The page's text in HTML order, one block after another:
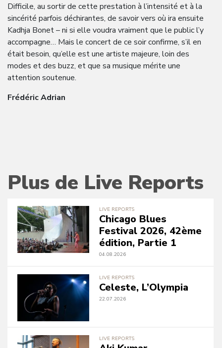
Difficile, au sortir de cette prestation à l’intensité et à la
sincérité parfois déchirantes, de savoir vers où ira ensuite
Kadhja Bonet – ni si elle voudra vraiment que le public l’y
accompagne… Mais le concert de ce soir confirme, s’il en
était besoin, qu’elle est une artiste majeure, loin des
modes et des buzz, et que sa musique mérite une
attention soutenue.
Frédéric Adrian
Plus de Live Reports
LIVE REPORTS
Chicago Blues
Festival 2026, 42ème
édition, Partie 1
04.08.2026
LIVE REPORTS
Celeste, L’Olympia
22.07.2026
LIVE REPORTS